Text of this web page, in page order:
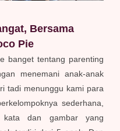
Bersama
Pie
banget tentang parenting
menemani anak-anak
tadi menunggu kami para
sederhana,
kata dan gambar yang